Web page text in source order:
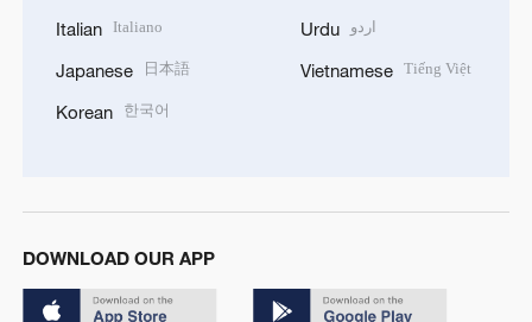
Italian Italiano
Japanese 日本語
Korean 한국어
Urdu اردو
Vietnamese Tiếng Việt
DOWNLOAD OUR APP